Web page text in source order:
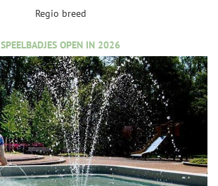
Regio breed
SPEELBADJES OPEN IN 2026